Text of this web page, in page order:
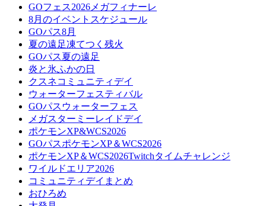
GOフェス2026メガフィナーレ
8月のイベントスケジュール
GOパス8月
夏の遠足凍てつく残火
GOパス夏の遠足
炎と氷ふかの日
クスネコミュニティデイ
ウォーターフェスティバル
GOパスウォーターフェス
メガスターミーレイドデイ
ポケモンXP&WCS2026
GOパスポケモンXP＆WCS2026
ポケモンXP＆WCS2026Twitchタイムチャレンジ
ワイルドエリア2026
コミュニティデイまとめ
おひろめ